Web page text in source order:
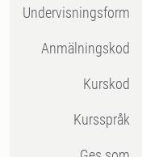
Undervisningsform
Anmälningskod
Kurskod
Kursspråk